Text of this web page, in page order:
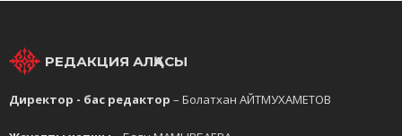
РЕДАКЦИЯ АЛҚАСЫ
Директор - бас редактор – Болатхан АЙТМУХАМЕТОВ